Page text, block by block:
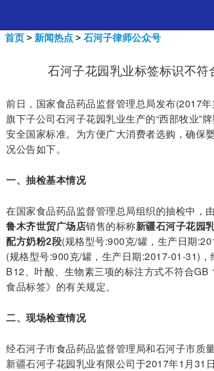
首页>新闻热点 >石河子律师公众号
石河子花园乳业标签标识不
前日，国家食品药品监督管理总局发布(2017
旗下子公司石河子花园乳业生产的“西部牧业”
安全国家标准。为方便广大消费者选购，确保
况公告如下。
一、抽检基本情况
在国家食品药品监督管理总局组织的抽检中，由
鲁木齐世贸广场店销售的标称新疆石河子花园
配方奶粉2段(规格型号:900克/罐，生产日期
(规格型号:900克/罐，生产日期:2017-01-31)
B12、叶酸、生物素三项的标注方式不符合
食品标签》的有关规定。
二、现场检查情况
经石河子市食品药品监督管理局和石河子市质
新疆石河子花园乳业有限公司于2017年1月31